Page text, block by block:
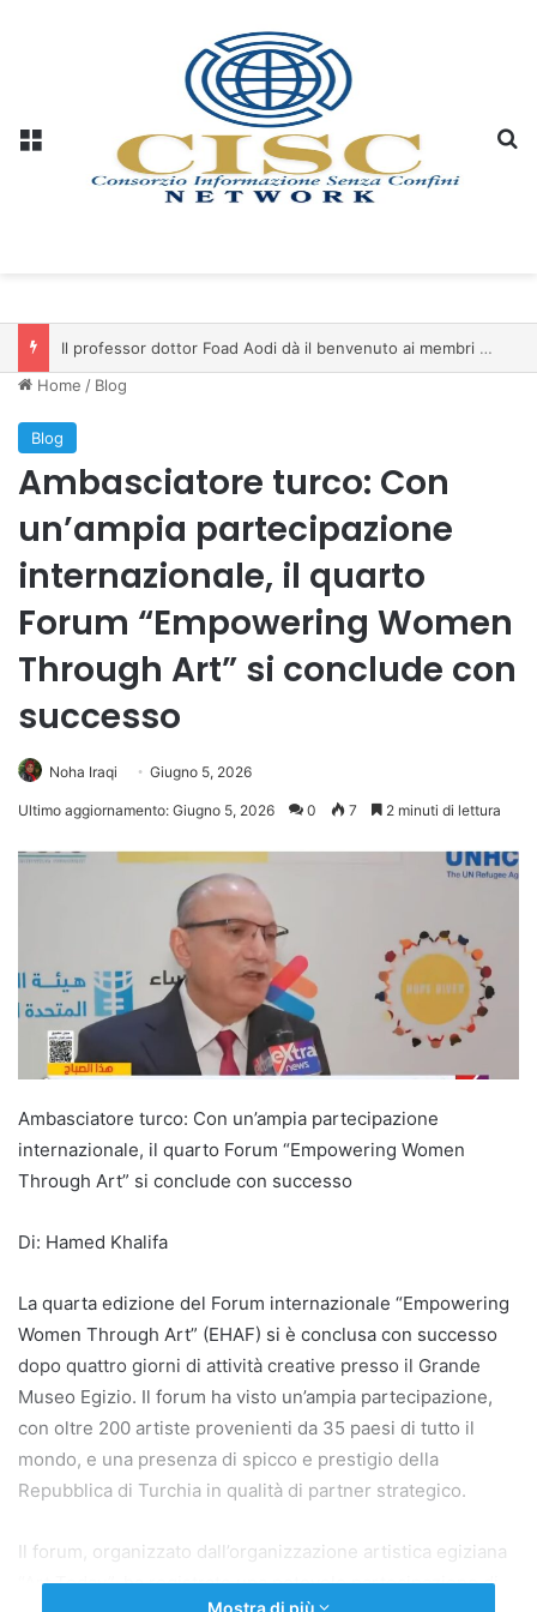
Il professor dottor Foad Aodi dà il benvenuto ai membri del Comitato per le Scienze delle Piramidi e le Scienze Archeologiche…
Home / Blog
Blog
Ambasciatore turco: Con
un’ampia partecipazione
internazionale, il quarto
Forum “Empowering Women
Through Art” si conclude con
successo
Noha Iraqi Giugno 5, 2026
Ultimo aggiornamento: Giugno 5, 2026 0 7 2 minuti di lettura
Ambasciatore turco: Con un’ampia partecipazione
internazionale, il quarto Forum “Empowering Women
Through Art” si conclude con successo
Di: Hamed Khalifa
La quarta edizione del Forum internazionale “Empowering
Women Through Art” (EHAF) si è conclusa con successo
dopo quattro giorni di attività creative presso il Grande
Museo Egizio. Il forum ha visto un’ampia partecipazione,
con oltre 200 artiste provenienti da 35 paesi di tutto il
mondo, e una presenza di spicco e prestigio della
Repubblica di Turchia in qualità di partner strategico.
Il forum, organizzato dall’organizzazione artistica egiziana
“Art Today”, ha registrato una notevole partecipazione di
Mostra di più